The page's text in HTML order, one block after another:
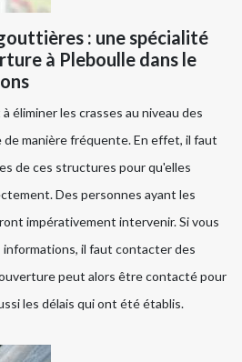
: une spécialité
à Pleboulle dans le
éliminer les crasses au niveau des
manière fréquente. En effet, il faut
de ces structures pour qu'elles
Des personnes ayant les
impérativement intervenir. Si vous
informations, il faut contacter des
peut alors être contacté pour
les délais qui ont été établis.